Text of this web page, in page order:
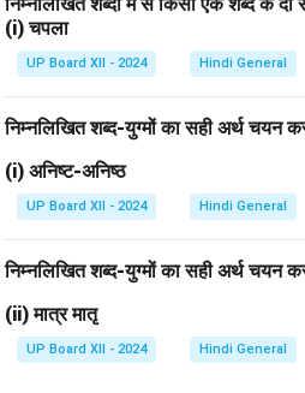
(i) चपला
UP Board XII - 2024 Hindi General
निम्नलिखित शब्द-युग्मों का सही अर्थ चयन
(i) अनिष्ट-अनिष्ठ
UP Board XII - 2024 Hindi General
निम्नलिखित शब्द-युग्मों का सही अर्थ चयन
(ii) मात्र मातृ
UP Board XII - 2024 Hindi General